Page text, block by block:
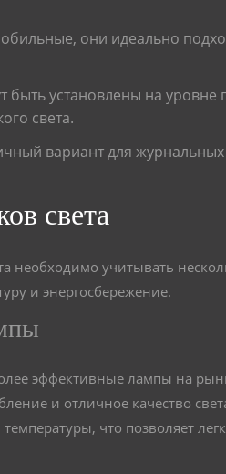
они идеально
быть установлены на уровне
света.
вариант для
света
необходимо учитывать
и энергосбережение.
эффективные лампы на
и отличное качество
что позволяет